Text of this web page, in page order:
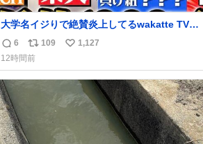
大学名イジりで絶賛炎上してるwakatte TV，
さらに深刻な問題はこっちでは？ ・都内の特
定企業に入るのを極度に推奨し，それ以外の
地域で堅実に生きるのを周縁化する ・恋愛に
かまけ，「陽キャラ」として振る舞うのを極
端に中心化する ・院生が研究環境を求め他大
学に移るのを批判する 過去例↓
返
信
数
6
リ
ポ
ス
109
い
ね
数
1,127
12時間前